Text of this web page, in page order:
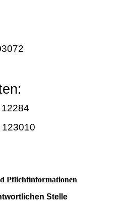
123010
Pflichtinformationen
Stelle